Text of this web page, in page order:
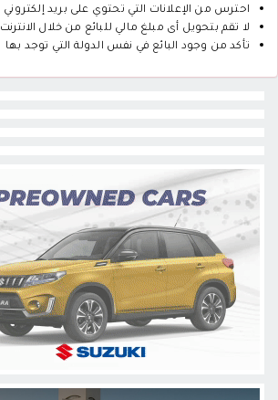
احترس من الإعلانات التي تحتوي على بريد إلكتروني
لا تقم بتحويل أى مبلغ مالي للبائع من خلال الانترنت
تأكد من وجود البائع في نفس الدولة التي توجد بها